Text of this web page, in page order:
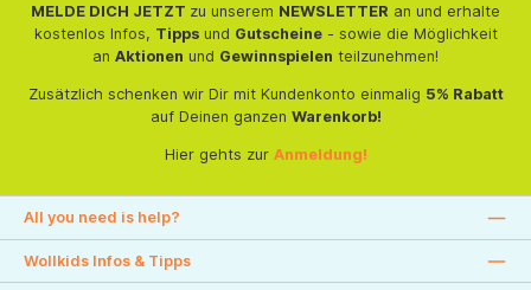
MELDE DICH JETZT zu unserem NEWSLETTER an und erhalte
kostenlos Infos, Tippsund Gutscheine- sowie die Möglichkeit
an Aktionen und Gewinnspielen teilzunehmen!
Zusätzlich schenken wir Dir mit Kundenkonto einmalig 5% Rabatt
auf Deinen ganzen Warenkorb!
Hier gehts zur Anmeldung!
All you need is help?
Wollkids Infos & Tipps